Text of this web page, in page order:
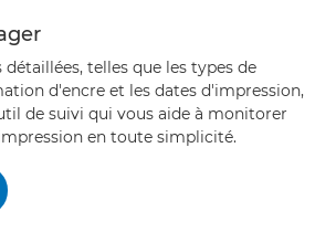
détaillées, telles que les types de
d'encre et les dates d'impression,
de suivi qui vous aide à monitorer
en toute simplicité.